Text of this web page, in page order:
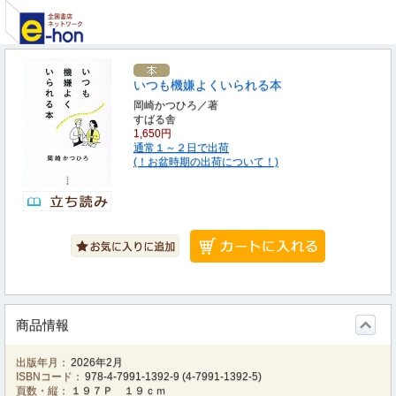
いつも機嫌よくいられる本
岡崎かつひろ／著
すばる舎
1,650円
通常１～２日で出荷
(！お盆時期の出荷について！)
商品情報
出版年月： 2026年2月
ISBNコード： 978-4-7991-1392-9 (4-7991-1392-5)
頁数・縦：
１９７Ｐ １９ｃｍ